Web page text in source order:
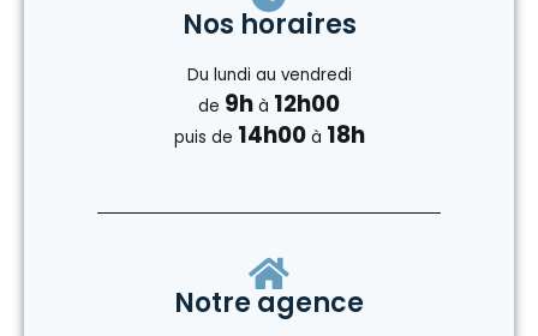
Nos horaires
Du lundi au vendredi
de 9h à 12h00
puis de 14h00à 18h
Notre agence